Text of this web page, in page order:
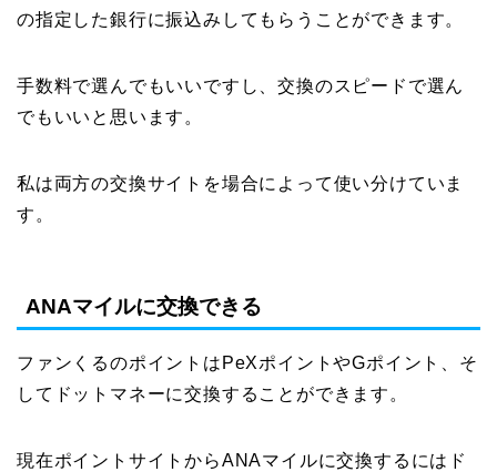
の指定した銀行に振込みしてもらうことができます。
手数料で選んでもいいですし、交換のスピードで選ん
でもいいと思います。
私は両方の交換サイトを場合によって使い分けていま
す。
ANAマイルに交換できる
ファンくるのポイントはPeXポイントやGポイント、そ
してドットマネーに交換することができます。
現在ポイントサイトからANAマイルに交換するにはド